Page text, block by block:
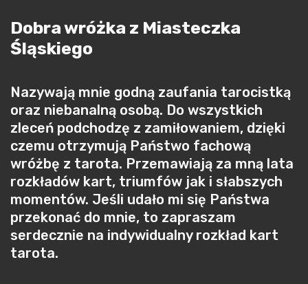
Dobra wróżka z Miasteczka
Śląskiego
Nazywają mnie godną zaufania tarocistką
oraz niebanalną osobą. Do wszystkich
zleceń podchodzę z zamiłowaniem, dzięki
czemu otrzymują Państwo fachową
wróżbę z tarota. Przemawiają za mną lata
rozkładów kart, triumfów jak i słabszych
momentów. Jeśli udało mi się Państwa
przekonać do mnie, to zapraszam
serdecznie na indywidualny rozkład kart
tarota.